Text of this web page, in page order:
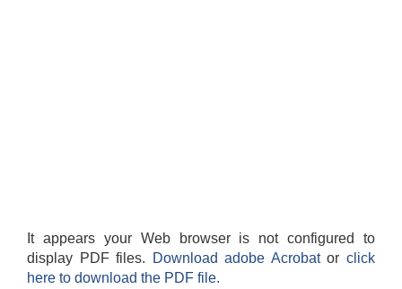
It appears your Web browser is not configured to
display PDF files.
Download adobe Acrobatorclick
here to download the PDF file.